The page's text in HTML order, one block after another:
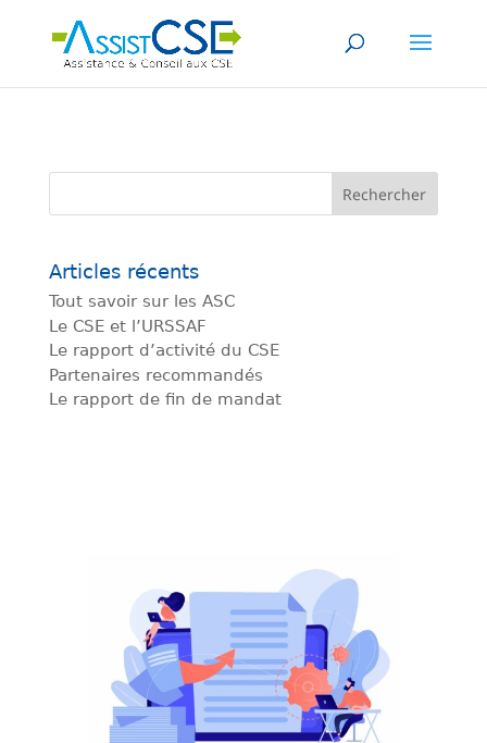
Articles récents
Tout savoir sur les ASC
Le CSE et l’URSSAF
Le rapport d’activité du CSE
Partenaires recommandés
Le rapport de fin de mandat